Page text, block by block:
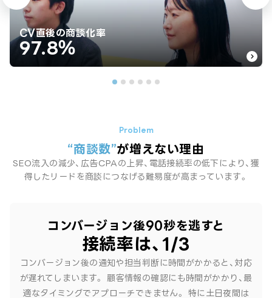
CV直後の商談化率
97.8％
“商談数”が増えない理由
SEO流入の減少、広告CPAの上昇、電話接続率の低下により、獲
得したリードを商談につなげる難易度が高まっています。
コンバージョン後90秒を逃すと
接続率は、1/3
コンバージョン後の通知や担当判断に時間がかかると、対応
が遅れてしまいます。
顧客情報の確認にも時間がかかり、最
適なタイミングでアプローチできません。
特に土日夜間は